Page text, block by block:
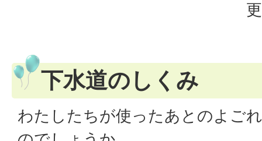
下水道のしくみ
わたしたちが使ったあとのよご